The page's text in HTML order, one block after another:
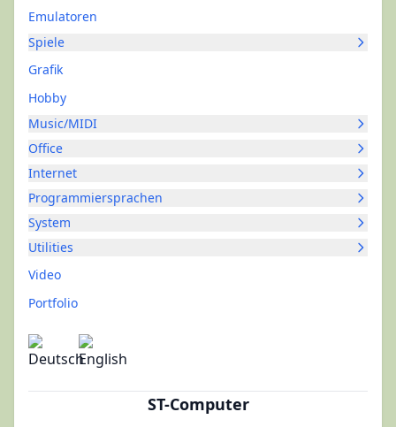
Emulatoren
Spiele
Grafik
Hobby
Music/MIDI
Office
Internet
Programmiersprachen
System
Utilities
Video
Portfolio
ST-Computer